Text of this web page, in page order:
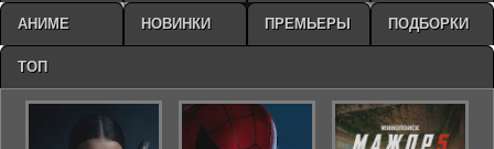
АНИМЕ НОВИНКИ ПРЕМЬЕРЫ ПОДБОРКИ
ТОП